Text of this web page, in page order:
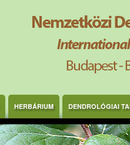
HERBÁRIUM DENDROLÓGIAI